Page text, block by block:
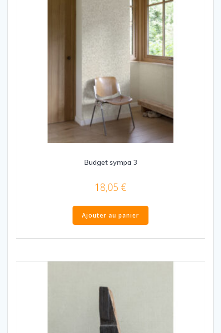
Budget sympa 3
18,05 €
Ajouter au panier